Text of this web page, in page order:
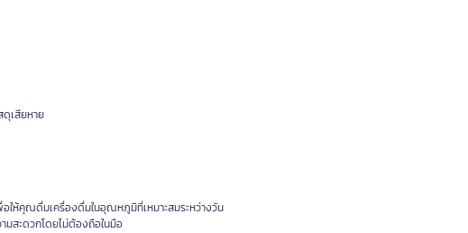
ดุเสียหาย
ให้คุณดื่มเครื่องดื่มในอุณหภูมิที่เหมาะสมระหว่างวัน
มสะดวกโดยไม่ต้องถือในมือ